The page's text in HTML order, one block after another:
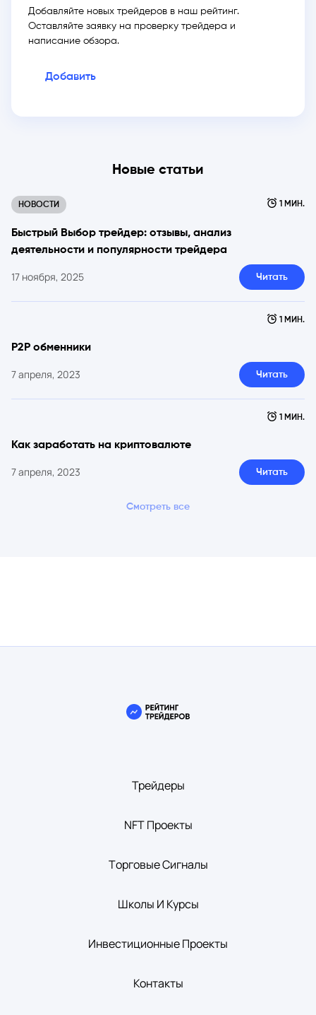
Добавляйте новых трейдеров в наш рейтинг.
Оставляйте заявку на проверку трейдера и
написание обзора.
Добавить
Новые статьи
НОВОСТИ 1 МИН.
Быстрый Выбор трейдер: отзывы, анализ
деятельности и популярности трейдера
17 ноября, 2025 Читать
1 МИН.
P2P обменники
7 апреля, 2023 Читать
1 МИН.
Как заработать на криптовалюте
7 апреля, 2023 Читать
Смотреть все
Трейдеры
NFT Проекты
Tорговые Сигналы
Школы И Курсы
Инвестиционные Проекты
Контакты